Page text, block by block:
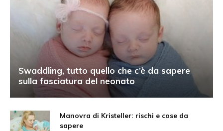
Swaddling, tutto quello che c’è da sapere
sulla fasciatura del neonato
Manovra di Kristeller: rischi e cose da
sapere